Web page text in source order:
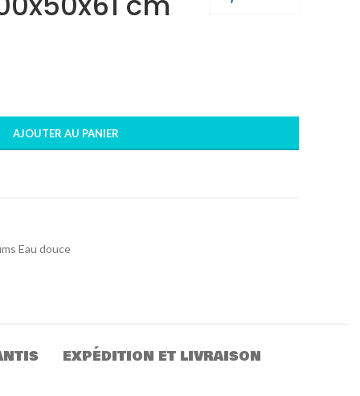
AJOUTER AU PANIER
Eau douce
EXPÉDITION ET LIVRAISON